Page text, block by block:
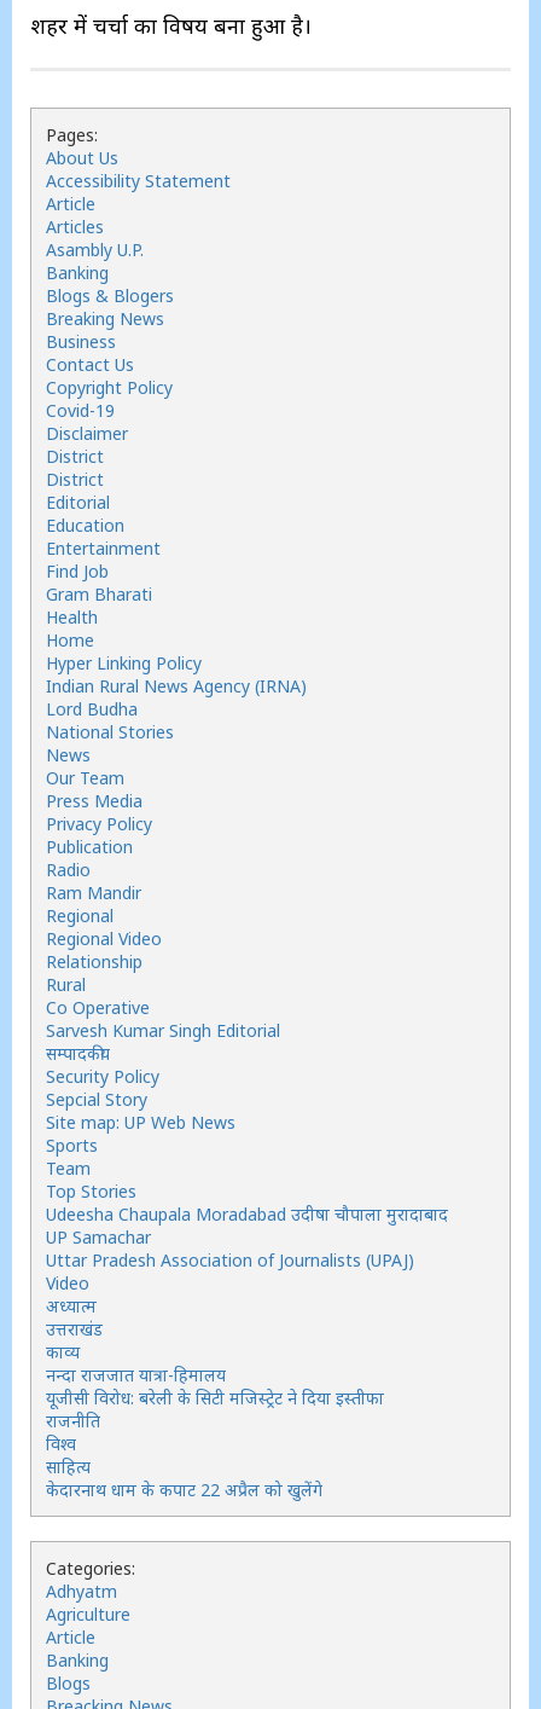
शहर में चर्चा का विषय बना हुआ है।
Pages:
About Us
Accessibility Statement
Article
Articles
Asambly U.P.
Banking
Blogs & Blogers
Breaking News
Business
Contact Us
Copyright Policy
Covid-19
Disclaimer
District
District
Editorial
Education
Entertainment
Find Job
Gram Bharati
Health
Home
Hyper Linking Policy
Indian Rural News Agency (IRNA)
Lord Budha
National Stories
News
Our Team
Press Media
Privacy Policy
Publication
Radio
Ram Mandir
Regional
Regional Video
Relationship
Rural
Co Operative
Sarvesh Kumar Singh Editorial
सम्पादकीय
Security Policy
Sepcial Story
Site map: UP Web News
Sports
Team
Top Stories
Udeesha Chaupala Moradabad उदीषा चौपाला मुरादाबाद
UP Samachar
Uttar Pradesh Association of Journalists (UPAJ)
Video
अध्यात्म
उत्तराखंड
काव्य
नन्दा राजजात यात्रा-हिमालय
यूजीसी विरोध: बरेली के सिटी मजिस्ट्रेट ने दिया इस्तीफा
राजनीति
विश्व
साहित्य
केदारनाथ धाम के कपाट 22 अप्रैल को खुलेंगे
Categories:
Adhyatm
Agriculture
Article
Banking
Blogs